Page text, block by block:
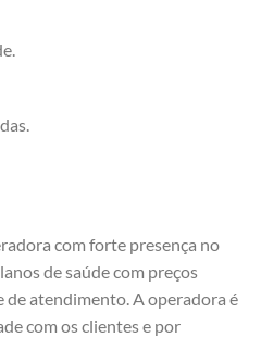
com forte presença no
de saúde com preços
de atendimento. A operadora é
com os clientes e por